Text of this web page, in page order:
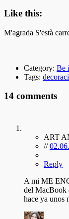
Like this:
M'agrada S'està
Category: Be
Tags:
14 comments
ART
//
Reply
A mi ME
del MacBook
hace ya unos